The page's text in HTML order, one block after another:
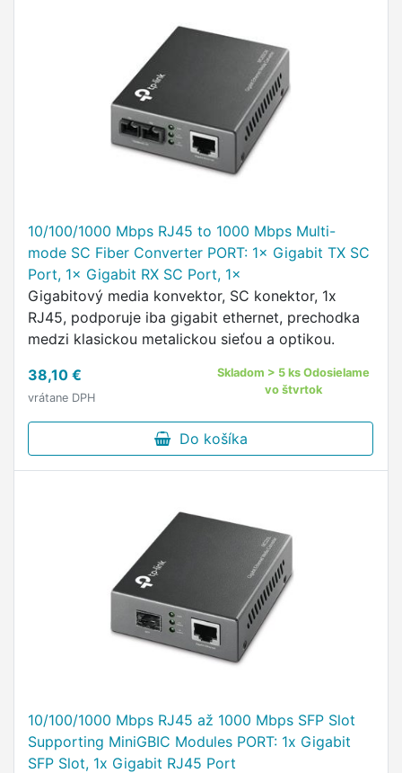
10/100/1000 Mbps RJ45 to 1000 Mbps Multi-
mode SC Fiber Converter PORT: 1× Gigabit TX SC
Port, 1× Gigabit RX SC Port, 1×
Gigabitový media konvektor, SC konektor, 1x
RJ45, podporuje iba gigabit ethernet, prechodka
medzi klasickou metalickou sieťou a optikou.
38,10 €
vrátane DPH
Skladom > 5 ks Odosielame
vo štvrtok
Do košíka
10/100/1000 Mbps RJ45 až 1000 Mbps SFP Slot
Supporting MiniGBIC Modules PORT: 1x Gigabit
SFP Slot, 1x Gigabit RJ45 Port